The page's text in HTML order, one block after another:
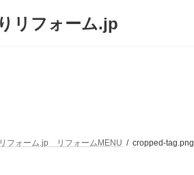
リフォーム.jp
フォーム.jp リフォームMENU cropped-tag.png